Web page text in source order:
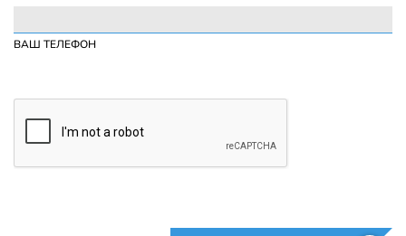
ВАШ ТЕЛЕФОН